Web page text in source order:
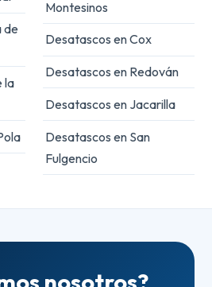
de
la
Montesinos
Desatascos en Cox
Desatascos en Redován
Desatascos en Jacarilla
Desatascos en San
Fulgencio